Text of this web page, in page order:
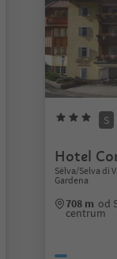
S
Hotel
Sëlva/Selva di
Gardena
708 m od
centrum